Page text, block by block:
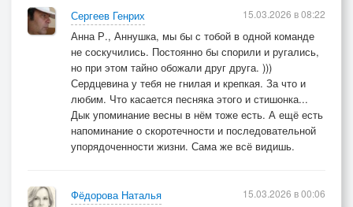
Сергеев Генрих
Анна Р., Аннушка, мы бы с тобой в одной команде
не соскучились. Постоянно бы спорили и ругались,
но при этом тайно обожали друг друга. )))
Сердцевина у тебя не гнилая и крепкая. За что и
любим. Что касается песняка этого и стишонка...
Дык упоминание весны в нём тоже есть. А ещё есть
напоминание о скоротечности и последовательной
упорядоченности жизни. Сама же всё видишь.
15.03.2026 в 08:22
Фёдорова Наталья
15.03.2026 в 00:06